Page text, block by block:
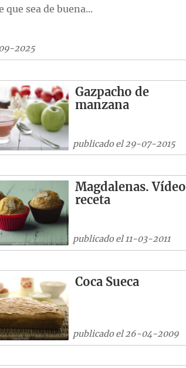
sea de buena...
2025
Gazpacho de
manzana
publicado el 29-07-2015
Magdalenas. Vídeo
receta
publicado el 11-03-2011
Coca Sueca
publicado el 26-04-2009